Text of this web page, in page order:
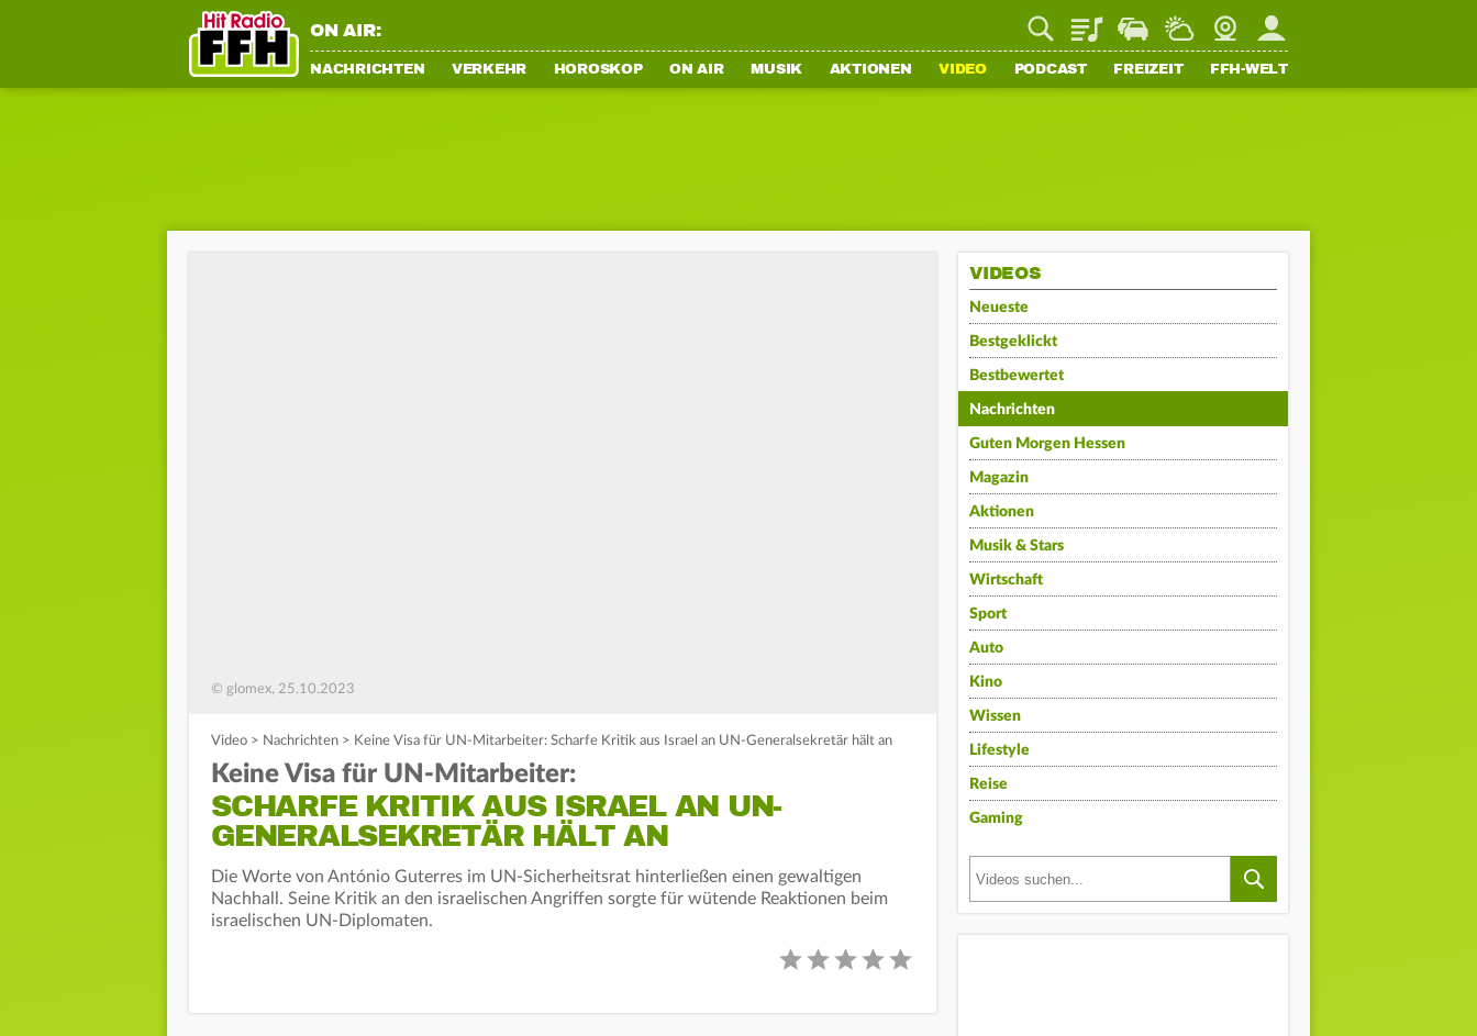
ON AIR: PlaylistStaupilotWetterWebcamMein FFH
NACHRICHTEN VERKEHR HOROSKOP ON AIR MUSIK AKTIONEN VIDEO PODCAST FREIZEIT FFH-WELT
© glomex, 25.10.2023
Video > Nachrichten > Keine Visa für UN-Mitarbeiter: Scharfe Kritik aus Israel an UN-Generalsekretär hält an
Keine Visa für UN-Mitarbeiter:
SCHARFE KRITIK AUS ISRAEL AN UN-
GENERALSEKRETÄR HÄLT AN
Die Worte von António Guterres im UN-Sicherheitsrat hinterließen einen gewaltigen
Nachhall. Seine Kritik an den israelischen Angriffen sorgte für wütende Reaktionen beim
israelischen UN-Diplomaten.
VIDEOS
Neueste
Bestgeklickt
Bestbewertet
Nachrichten
Guten Morgen Hessen
Magazin
Aktionen
Musik & Stars
Wirtschaft
Sport
Auto
Kino
Wissen
Lifestyle
Reise
Gaming